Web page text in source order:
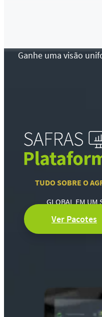
Ganhe uma visão
TUDO SOBRE O
GLOBAL EM UM
Ver Pacotes